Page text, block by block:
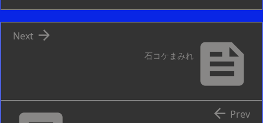

石コケまみれ

Next
 Prev